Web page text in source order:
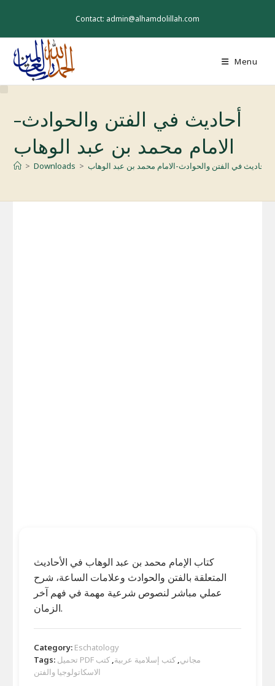
Contact: admin@alhamdolillah.com
Menu
أحاديث في الفتن والحوادث-
الامام محمد بن عبد الوهاب
> Downloads > أحاديث في الفتن والحوادث-الامام محمد بن عبد الوهاب
كتاب الإمام محمد بن عبد الوهاب في الأحاديث
المتعلقة بالفتن والحوادث وعلامات الساعة، شرح
عملي مباشر لنصوص شرعية مهمة في فهم آخر
الزمان.
Category: Eschatology
Tags:
تحميل PDF مجاني, كتب إسلامية عربية, كتب
الاسكاتولوجيا والفتن